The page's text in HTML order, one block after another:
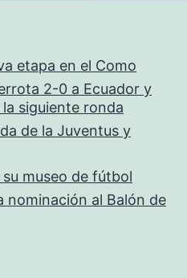
etapa en el Como
2-0 a Ecuador y
siguiente ronda
de la Juventus y
museo de fútbol
nominación al Balón de